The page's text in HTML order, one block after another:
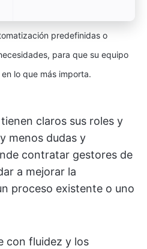
predefinidas o
para que su equipo
lo que más importa.
claros sus roles y
menos dudas y
contratar gestores de
a mejorar la
proceso existente o uno
con fluidez y los